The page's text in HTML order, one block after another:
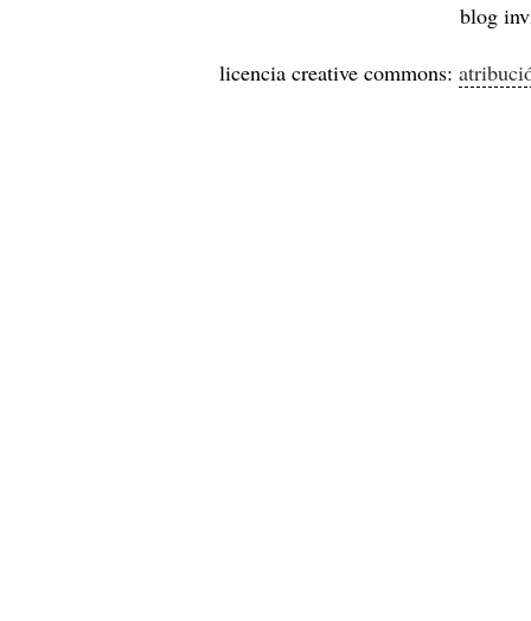
blog
licencia creative commons: